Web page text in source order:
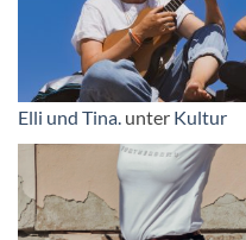
Elli und Tina. unter Kultur